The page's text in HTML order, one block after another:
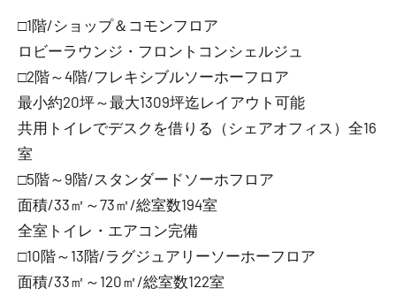
□1階/ショップ＆コモンフロア
ロビーラウンジ・フロントコンシェルジュ
□2階～4階/フレキシブルソーホーフロア
最小約20坪～最大1309坪迄レイアウト可能
共用トイレでデスクを借りる（シェアオフィス）全16
室
□5階～9階/スタンダードソーホフロア
面積/33㎡～73㎡/総室数194室
全室トイレ・エアコン完備
□10階～13階/ラグジュアリーソーホーフロア
面積/33㎡～120㎡/総室数122室